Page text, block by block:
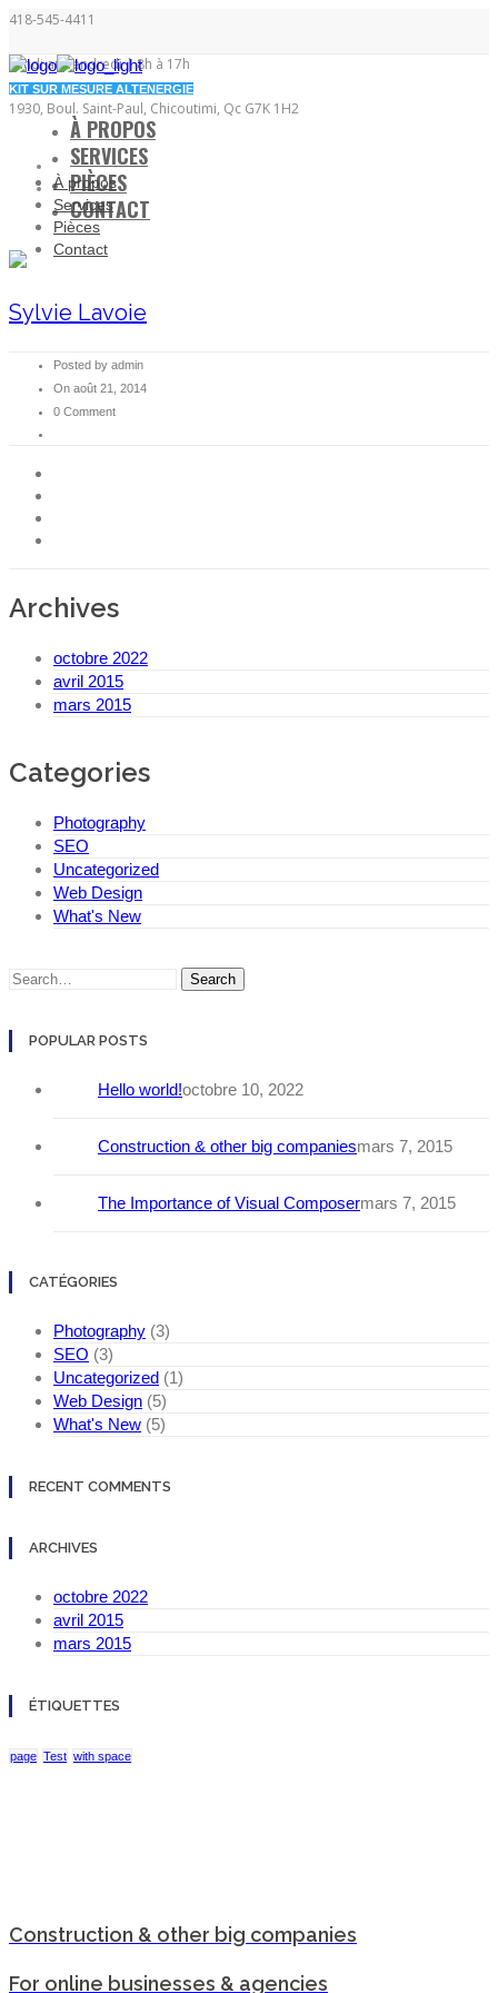
418-545-4411
Lundi au vendredi | 8h à 17h
1930, Boul. Saint-Paul, Chicoutimi, Qc G7K 1H2
KIT SUR MESURE ALTENERGIE
À PROPOS
SERVICES
PIÈCES
CONTACT
À propos
Services
Pièces
Contact
Sylvie Lavoie
Posted by admin
On août 21, 2014
0 Comment
Archives
octobre 2022
avril 2015
mars 2015
Categories
Photography
SEO
Uncategorized
Web Design
What's New
Search
POPULAR POSTS
Hello world!octobre 10, 2022
Construction & other big companiesmars 7, 2015
The Importance of Visual Composermars 7, 2015
CATÉGORIES
Photography (3)
SEO (3)
Uncategorized (1)
Web Design (5)
What's New (5)
RECENT COMMENTS
ARCHIVES
octobre 2022
avril 2015
mars 2015
ÉTIQUETTES
page Test with space
Construction & other big companies
For online businesses & agencies